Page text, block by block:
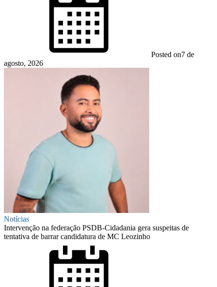
Posted on7 de
agosto, 2026
Notícias
Intervenção na federação PSDB-Cidadania gera suspeitas de
tentativa de barrar candidatura de MC Leozinho